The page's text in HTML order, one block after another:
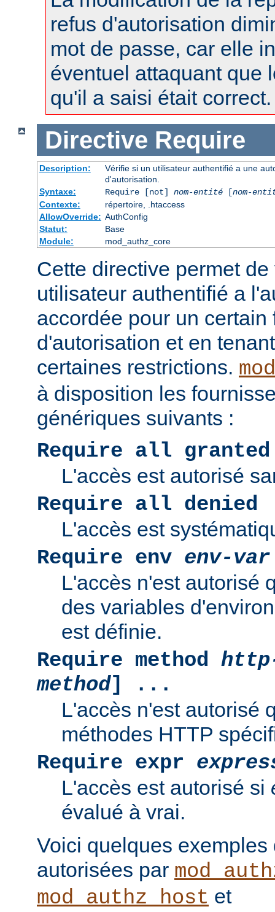
refus d'autorisation
mot de passe, car elle
éventuel attaquant que
qu'il a saisi était correct.
Directive Require
Description:
Vérifie si un utilisateur authentifié a une
d'autorisation.
Syntaxe:
Require [not] nom-entité[nom-
Contexte:
répertoire, .htaccess
AllowOverride: AuthConfig
Statut:
Base
Module:
mod_authz_core
Cette directive permet
utilisateur authentifié a
accordée pour un certain
d'autorisation et en
certaines restrictions.
à disposition les
génériques suivants :
Require all granted
L'accès est autorisé
Require all denied
L'accès est
Require env env-var
L'accès n'est autorisé
des variables
est définie.
Require method
method] ...
L'accès n'est autorisé
méthodes HTTP
Require expr
L'accès est autorisé si
évalué à vrai.
Voici quelques exemples
autorisées par
mod_authz_host et